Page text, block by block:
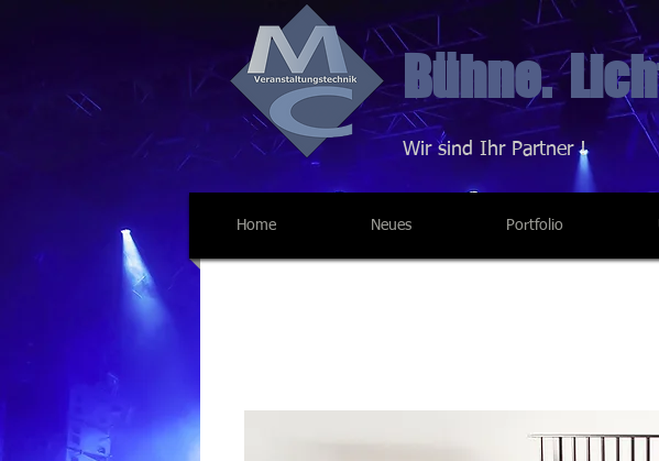
Home Neues Portfolio
Bühne.
Wir sind Ihr Partner !